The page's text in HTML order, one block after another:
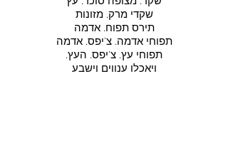
שקדי מרק. מזונות
תירס תפוח. אדמה
תפוחי אדמה. צ'יפס. אדמה
תפוחי עץ. צ'יפס. העץ.
ויאכלו ענווים וישבע